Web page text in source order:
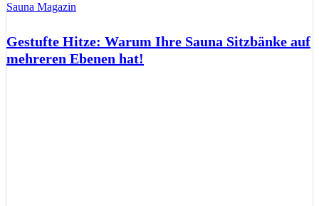
Sauna Magazin
Gestufte Hitze: Warum Ihre Sauna Sitzbänke auf
mehreren Ebenen hat!